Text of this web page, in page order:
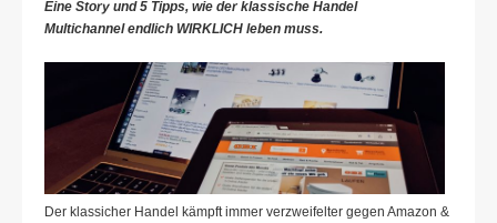
Eine Story und 5 Tipps, wie der klassische Handel
Multichannel endlich WIRKLICH leben muss.
Der klassicher Handel kämpft immer verzweifelter gegen Amazon &